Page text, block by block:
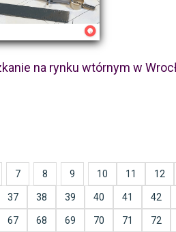
na rynku wtórnym w
7 8 9 10 11 12
37 38 39 40 41 42
67 68 69 70 71 72